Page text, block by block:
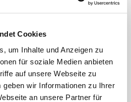
Cookies
um Inhalte und Anzeigen zu
für soziale Medien anbieten
auf unsere Webseite zu
geben wir Informationen zu Ihrer
an unsere Partner für
why 1" is not 25.4mm
information: Brass hose nozzle